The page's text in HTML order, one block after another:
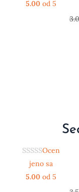
5.00 od 5
Ocen
jeno sa
5.00 od 5